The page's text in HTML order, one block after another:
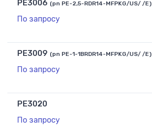
PE3006 (pn PE-2,5-RDR14-MFPKG/US/ /E)
По запросу
PE3009 (pn PE-1-1BRDR14-MFPKG/US/ /E)
По запросу
PE3020
По запросу